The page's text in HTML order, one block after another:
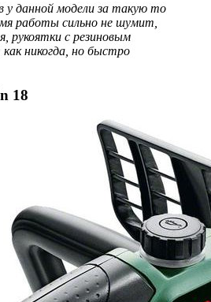
данной модели за такую то
работы сильно не шумит,
рукоятки с резиновым
никогда, но быстро
18